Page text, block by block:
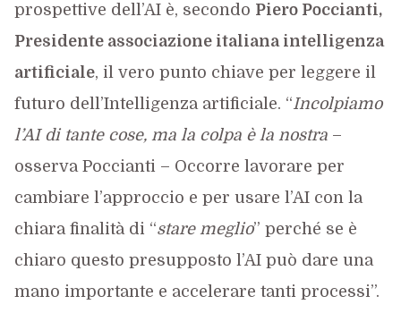
prospettive dell’AI è, secondo Piero Poccianti,
Presidente associazione italiana intelligenza
artificiale, il vero punto chiave per leggere il
futuro dell’Intelligenza artificiale. “Incolpiamo
l’AI di tante cose, ma la colpa è la nostra–
osserva Poccianti – Occorre lavorare per
cambiare l’approccio e per usare l’AI con la
chiara finalità di “stare meglio” perché se è
chiaro questo presupposto l’AI può dare una
mano importante e accelerare tanti processi”.